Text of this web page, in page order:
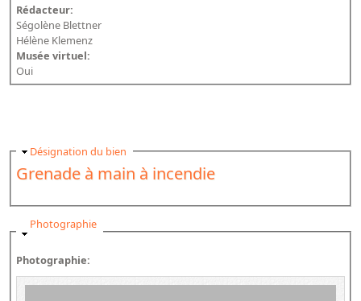
Rédacteur:
Ségolène Blettner
Hélène Klemenz
Musée virtuel:
Oui
Masquer
Désignation du bien
Grenade à main à incendie
Masquer
Photographie
Photographie: